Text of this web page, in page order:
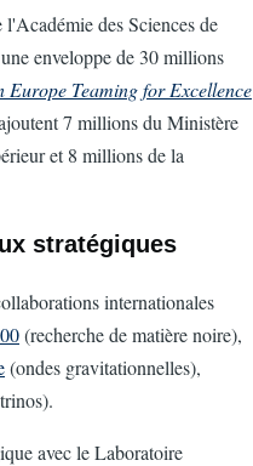
des Sciences de
enveloppe de 30 millions
Europe Teaming for Excellence
7 millions du Ministère
et 8 millions de la
stratégiques
internationales
(recherche de matière noire),
(ondes gravitationnelles),
avec le Laboratoire